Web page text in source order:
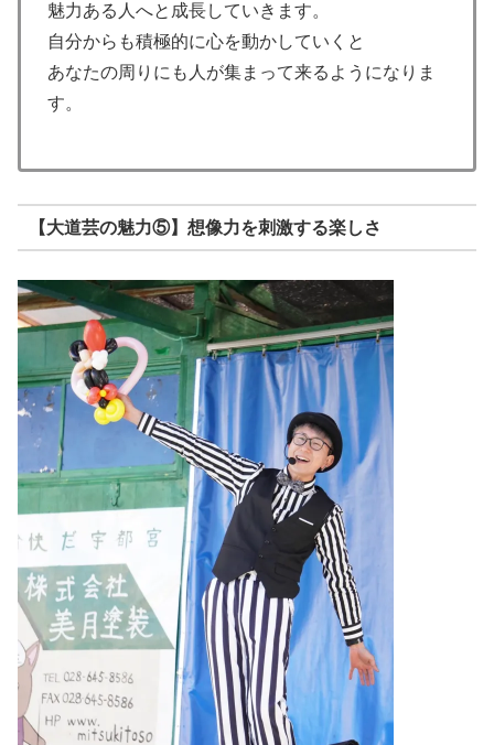
魅力ある人へと成長していきます。
自分からも積極的に心を動かしていくと
あなたの周りにも人が集まって来るようになりま
す。
【大道芸の魅力⑤】想像力を刺激する楽しさ